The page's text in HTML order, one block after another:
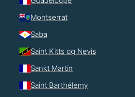
Montserrat
Saba
Saint Kitts og Nevis
Sankt Martin
Saint Barthélemy